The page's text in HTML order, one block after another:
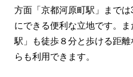
方面「京都河原町駅」まで
にできる便利な立地です。
駅」も徒歩８分と歩ける距
らも利用できます。